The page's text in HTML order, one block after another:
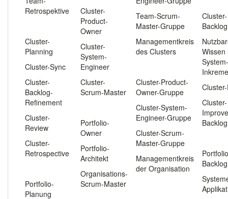
Retrospektive
Cluster-
Planning
Cluster-Sync
Cluster-
Backlog-
Refinement
Cluster-
Review
Cluster-
Retrospective
Portfolio-
Planung
Cluster-
Product-
Owner
Cluster-
System-
Engineer
Cluster-
Scrum-Master
Portfolio-
Owner
Portfolio-
Architekt
Organisations-
Scrum-Master
Team-Scrum-
Master-Gruppe
Managementkreis
des Clusters
Cluster-Product-
Owner-Gruppe
Cluster-System-
Engineer-Gruppe
Cluster-Scrum-
Master-Gruppe
Managementkreis
der Organisation
Cluster-
Backlog
Wissen
System-
Cluster-
Backlog
Backlog